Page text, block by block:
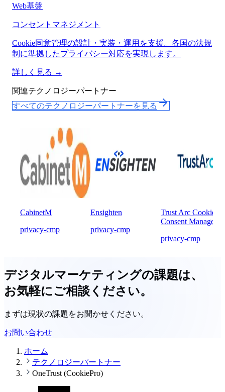
Web基盤
コンセントマネジメント
Cookie同意管理の設計・実装・運用を支援。各国の法規
制に準拠したプライバシー対応を実現します。
詳しく見る →
関連テクノロジーパートナー
すべてのテクノロジーパートナーを見る
CabinetM
privacy-cmp
Ensighten
privacy-cmp
Trust Arc Cookie
Consent Manager
privacy-cmp
デジタルマーケティングの課題は、
お気軽にご相談ください。
まずは現状の課題をお聞かせください。
お問い合わせ
ホーム
テクノロジーパートナー
OneTrust (CookiePro)